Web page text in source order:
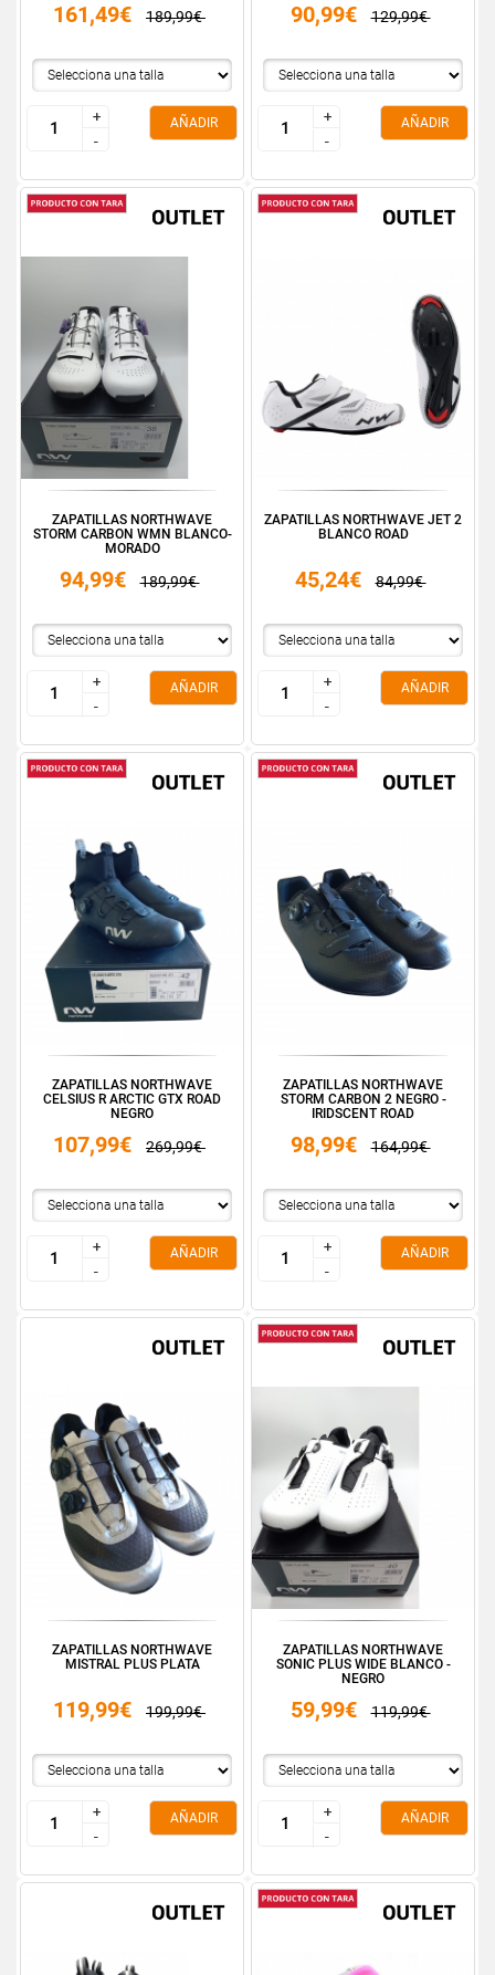
161,49€ 189,99€
+
-
+
-
AÑADIR
90,99€ 129,99€
+
-
+
-
AÑADIR
ZAPATILLAS NORTHWAVE
STORM CARBON WMN BLANCO-
MORADO
94,99€ 189,99€
+
-
+
-
AÑADIR
ZAPATILLAS NORTHWAVE JET 2
BLANCO ROAD
45,24€ 84,99€
+
-
+
-
AÑADIR
ZAPATILLAS NORTHWAVE
CELSIUS R ARCTIC GTX ROAD
NEGRO
107,99€ 269,99€
+
-
+
-
AÑADIR
ZAPATILLAS NORTHWAVE
STORM CARBON 2 NEGRO -
IRIDSCENT ROAD
98,99€ 164,99€
+
-
+
-
AÑADIR
ZAPATILLAS NORTHWAVE
MISTRAL PLUS PLATA
119,99€ 199,99€
+
-
+
-
AÑADIR
ZAPATILLAS NORTHWAVE
SONIC PLUS WIDE BLANCO -
NEGRO
59,99€ 119,99€
+
-
+
-
AÑADIR